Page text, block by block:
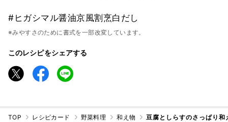
#ヒガシマル醤油京風割烹白だし
※みやすさのために書式を一部改変しています。
このレシピをシェアする
TOP レシピカード 野菜料理 和え物 豆腐としらすのさっぱり和